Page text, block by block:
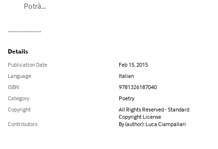
.......................
Details
Publication Date
Feb 15, 2015
Language
Italian
ISBN
9781326187040
Category
Poetry
Copyright
All Rights Reserved - Standard
Copyright License
Contributors
By (author): Luca Ciampallari